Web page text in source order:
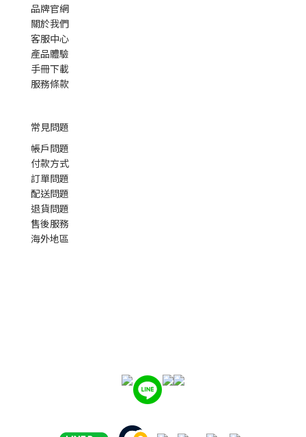
品牌官網
關於我們
客服中心
產品體驗
手冊下載
服務條款
常見問題
帳戶問題
付款方式
訂單問題
配送問題
退貨問題
售後服務
海外地區